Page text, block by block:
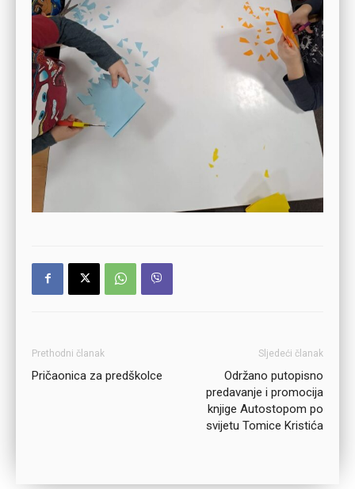
Prethodni članak
Pričaonica za predškolce
Sljedeći članak
Održano putopisno
predavanje i promocija
knjige Autostopom po
svijetu Tomice Kristića